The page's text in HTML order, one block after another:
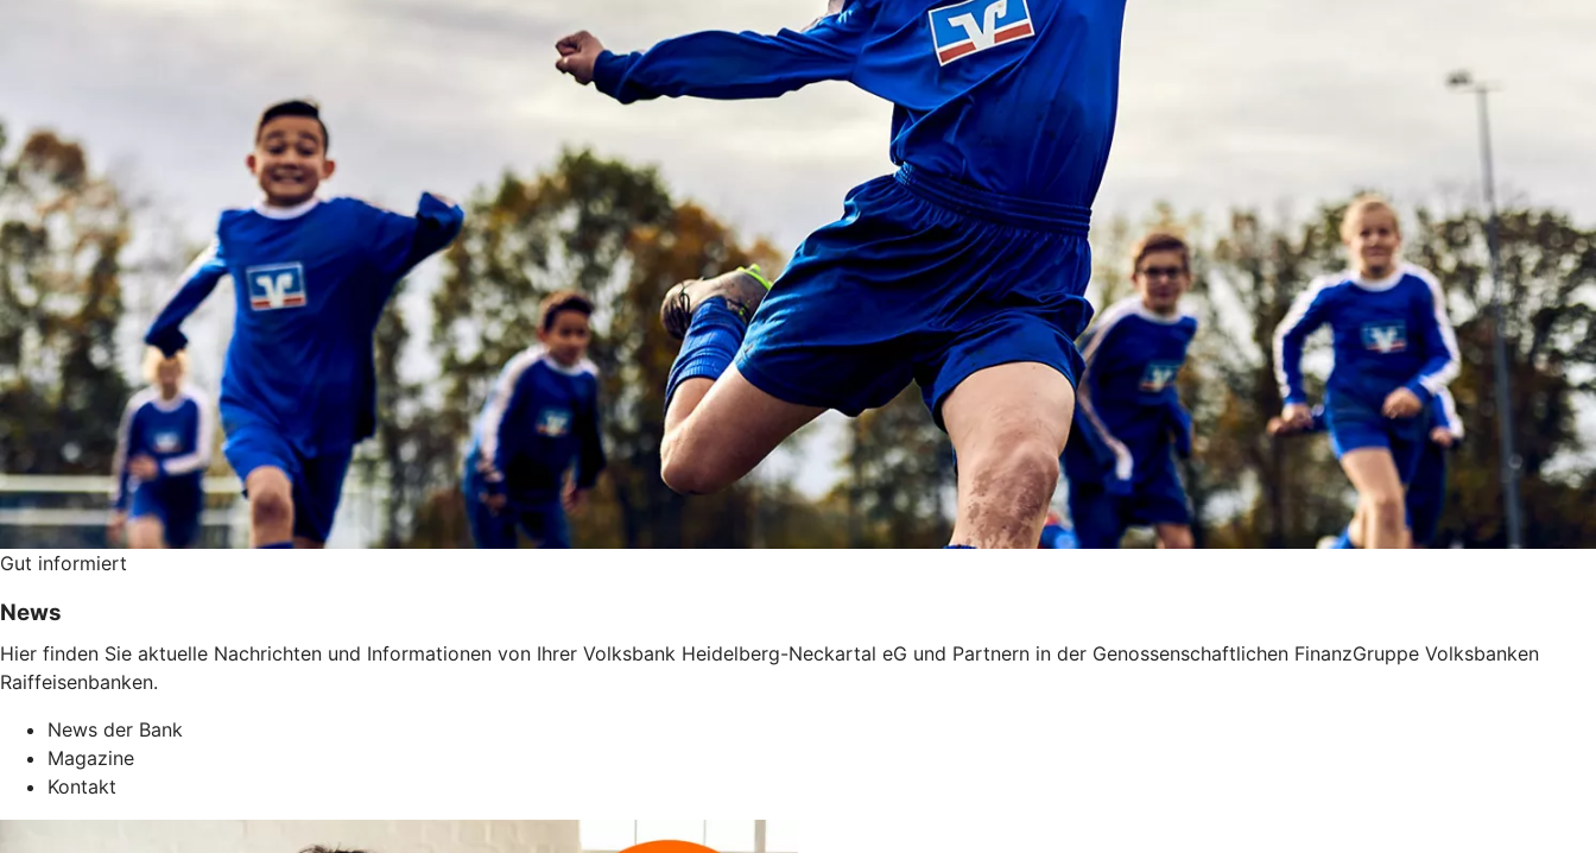
Gut informiert
News
Hier finden Sie aktuelle Nachrichten und Informationen von Ihrer Volksbank Heidelberg-Neckartal eG und Partnern in der Genossenschaftlichen FinanzGruppe Volksbanken
Raiffeisenbanken.
News der Bank
Magazine
Kontakt